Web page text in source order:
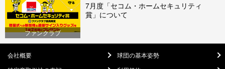
ファンクラブ
7月度「セコム・ホームセキュリティ
賞」について
会社概要
球団の基本姿勢